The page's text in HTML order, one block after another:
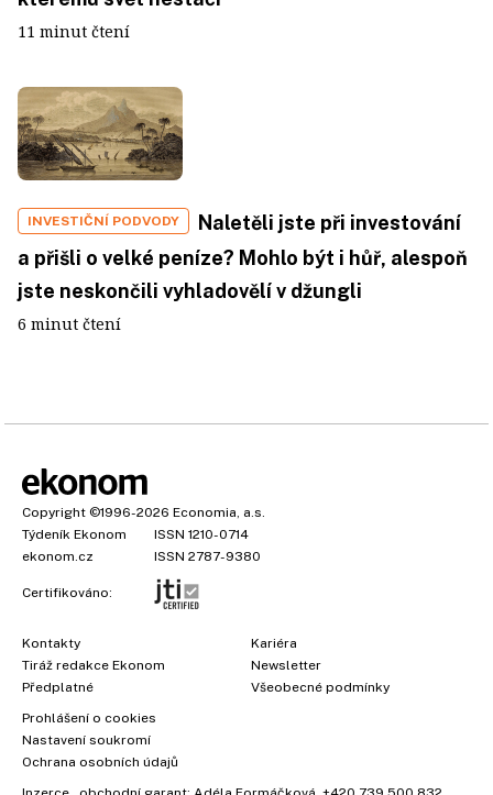
11 minut čtení
INVESTIČNÍ PODVODY
Naletěli jste při investování
a přišli o velké peníze? Mohlo být i hůř, alespoň
jste neskončili vyhladovělí v džungli
6 minut čtení
Copyright ©1996-2026 Economia, a.s.
Týdeník Ekonom
ISSN 1210-0714
ekonom.cz
ISSN 2787-9380
Certifikováno:
Kontakty
Tiráž redakce Ekonom
Předplatné
Kariéra
Newsletter
Všeobecné podmínky
Prohlášení o cookies
Nastavení soukromí
Ochrana osobních údajů